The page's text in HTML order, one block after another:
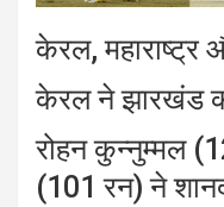
केरल, महाराष्ट्र
केरल ने झारखंड
रोहन कुन्नुम्मल
(101 रन) ने